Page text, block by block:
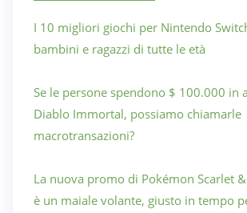
I 10 migliori giochi per Nintendo
bambini e ragazzi di tutte le età
Se le persone spendono $ 100.000 in
Diablo Immortal, possiamo chiamarle
macrotransazioni?
La nuova promo di Pokémon Scarlet
è un maiale volante, giusto in tempo